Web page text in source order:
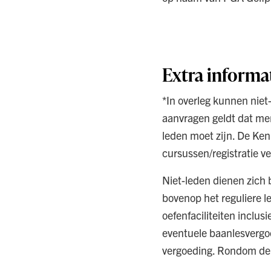
Extra
*In overleg kunnen
aanvragen geldt dat
leden moet zijn. De
cursussen/registratie
Niet-leden dienen zich
bovenop het reguliere
oefenfaciliteiten
eventuele
vergoeding. Rondom